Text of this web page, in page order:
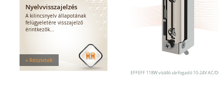
Elektromos bevéső zárak
Zárfogadók
Standard zárfogadók
Vízálló zárfogadók
Tűzgátló zárfogadók
Nagy biztonságú zárfogadók
Zárfogadók üvegajtókhoz
Nyelvvisszajelzés
A kilincsnyelv állapotának
felügyeletére visszajelző
érintkezők...
» Részletek
EFFEFF 118W vízálló zárfogadó 10-24V AC/